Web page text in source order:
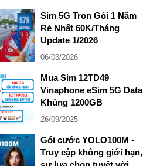
Sim 5G Tron Gói 1 Năm
Rẻ Nhất 60K/Tháng
Update 1/2026
06/03/2026
Mua Sim 12TD49
Vinaphone eSim 5G Data
Khủng 1200GB
26/09/2025
Gói cước YOLO100M -
Truy cập không giới hạn,